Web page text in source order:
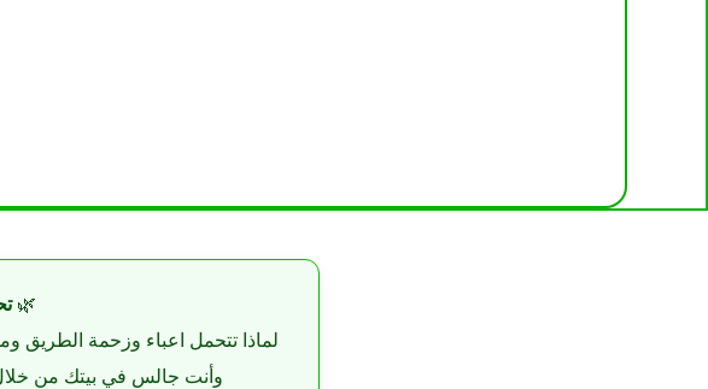
🌿
لماذا تتحمل اعباء وزحمة الطريق
وأنت جالس في بيتك من خلال